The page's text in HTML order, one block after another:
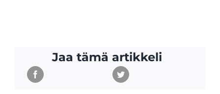
Jaa tämä artikkeli